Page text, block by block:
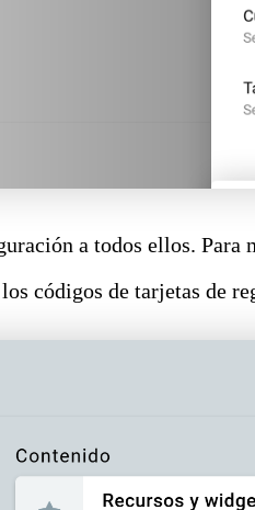
a todos ellos. Para
códigos de tarjetas de